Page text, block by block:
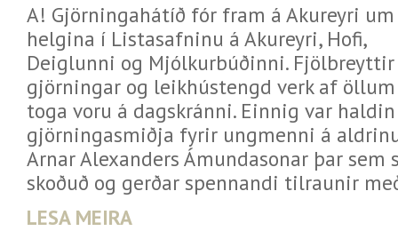
A! Gjörningahátíð fór fram á Akureyri um
helgina í Listasafninu á Akureyri, Hofi,
Deiglunni og Mjólkurbúðinni. Fjölbreyttir
gjörningar og leikhústengd verk af öllum
toga voru á dagskránni. Einnig var haldin
gjörningasmiðja fyrir ungmenni á
Arnar Alexanders Ámundasonar þar
skoðuð og gerðar spennandi tilraunir
LESA MEIRA